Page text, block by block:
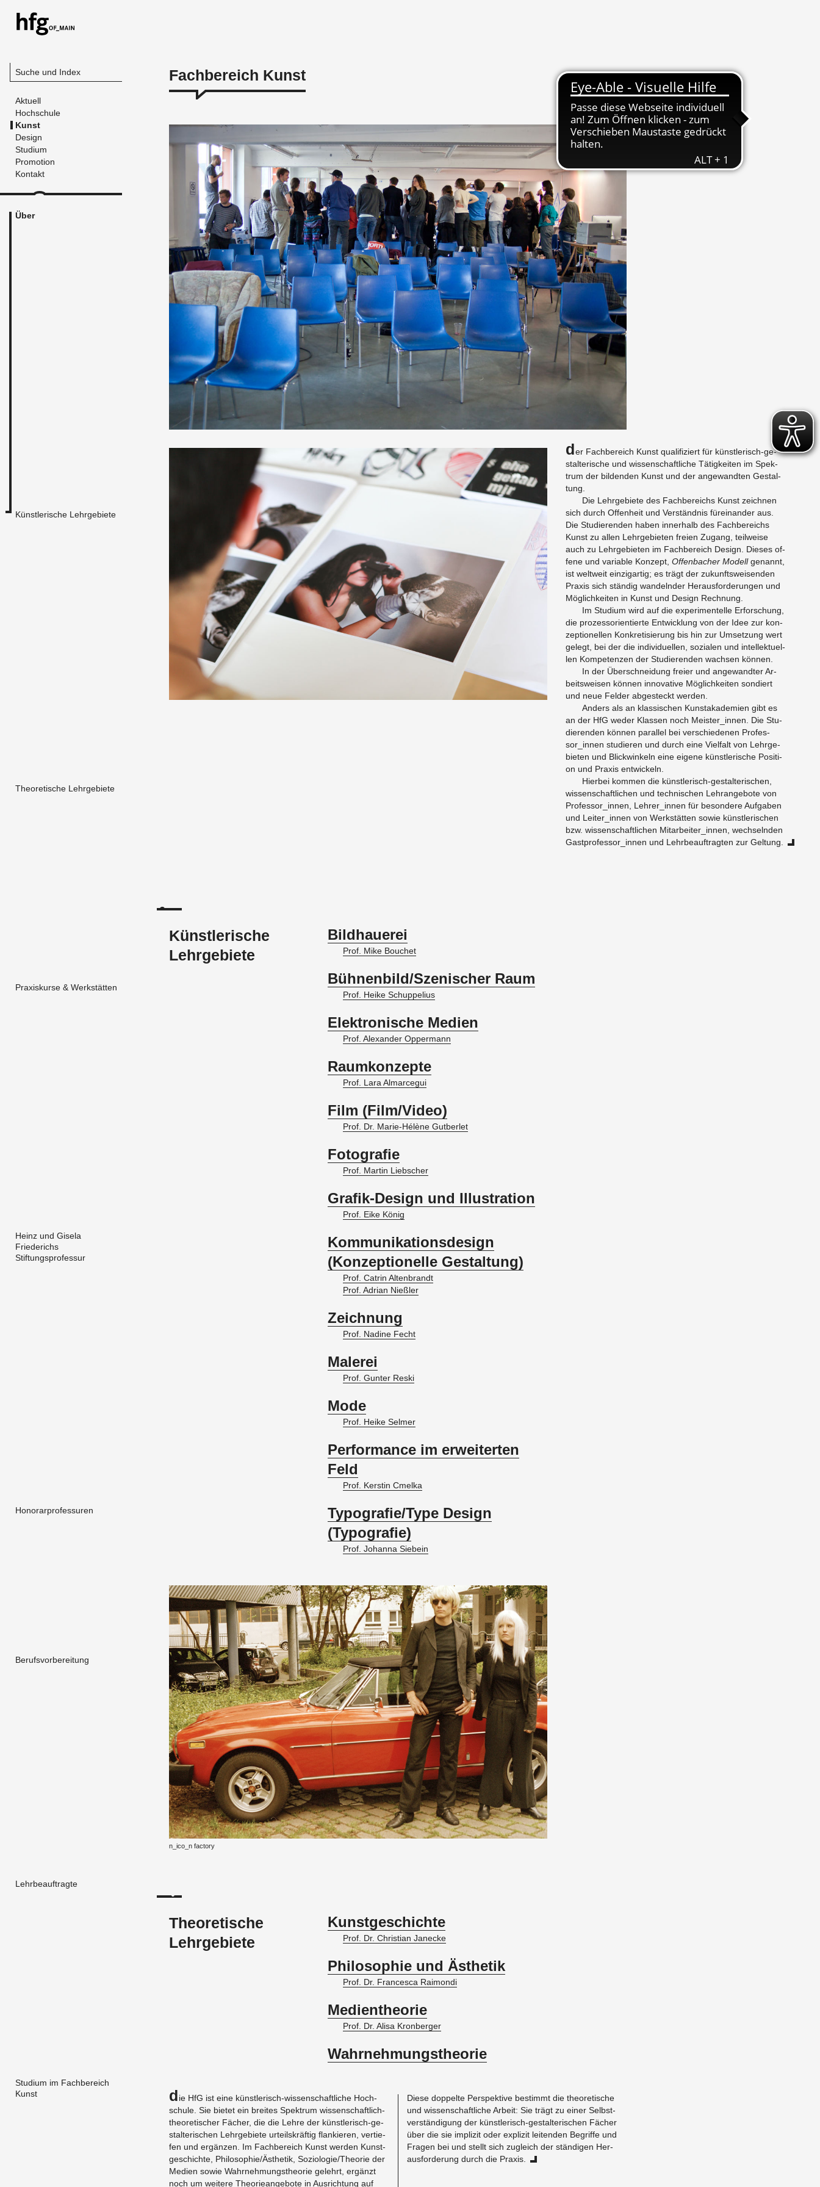
Suche und Index
Aktuell
Hochschule
Kunst
Design
Studium
Promotion
Kontakt
Über
Künstlerische Lehrgebiete
Theoretische Lehrgebiete
Praxiskurse & Werkstätten
Heinz und Gisela
Friederichs
Stiftungsprofessur
Honorarprofessuren
Berufsvorbereitung
Lehrbeauftragte
Studium im Fachbereich
Kunst
Fachbereich Kunst
Der Fach­be­reich Kunst qua­li­fi­ziert für künst­le­risch-ge­
stal­te­ri­sche und wis­sen­schaft­li­che Tä­tig­kei­ten im Spek­
trum der bil­den­den Kunst und der an­ge­wand­ten Ge­stal­
tung.
Die Lehr­ge­bie­te des Fach­be­reichs Kunst zeich­nen
sich durch Of­fen­heit und Ver­ständ­nis für­ein­an­der aus.
Die Stu­die­ren­den haben in­ner­halb des Fach­be­reichs
Kunst zu allen Lehr­ge­bie­ten frei­en Zu­gang, teil­wei­se
auch zu Lehr­ge­bie­ten im Fach­be­reich De­sign. Die­ses of­
fe­ne und va­ria­ble Kon­zept, Of­fen­ba­cher Mo­dellge­nannt,
ist welt­weit ein­zig­ar­tig; es trägt der zu­kunfts­wei­sen­den
Pra­xis sich stän­dig wan­deln­der Her­aus­for­de­run­gen und
Mög­lich­kei­ten in Kunst und De­sign Rech­nung.
Im Stu­di­um wird auf die ex­pe­ri­men­tel­le Er­for­schung,
die pro­zess­ori­en­tier­te Ent­wick­lung von der Idee zur kon­
zep­tio­nel­len Kon­kre­ti­sie­rung bis hin zur Um­set­zung wert
ge­legt, bei der die in­di­vi­du­el­len, so­zia­len und in­tel­lek­tu­el­
len Kom­pe­ten­zen der Stu­die­ren­den wach­sen kön­nen.​
In der Über­schnei­dung frei­er und an­ge­wand­ter Ar­
beits­wei­sen kön­nen in­no­va­ti­ve Mög­lich­kei­ten son­diert
und neue Fel­der ab­ge­steckt wer­den.
An­ders als an klas­si­schen Kunst­aka­de­mi­en gibt es
an der HfG weder Klas­sen noch Meis­ter_in­nen. Die Stu­
die­ren­den kön­nen par­al­lel bei ver­schie­de­nen Pro­fes­
sor_in­nen stu­die­ren und durch eine Viel­falt von Lehr­ge­
bie­ten und Blick­win­keln eine ei­ge­ne künst­le­ri­sche Po­si­ti­
on und Pra­xis ent­wi­ckeln.
Hier­bei kom­men die künst­le­risch-ge­stal­te­ri­schen,
wis­sen­schaft­li­chen und tech­ni­schen Lehr­an­ge­bo­te von
Pro­fes­sor_in­nen, Leh­rer_in­nen für be­son­de­re Auf­ga­ben
und Lei­ter_in­nen von Werk­stät­ten sowie künst­le­ri­schen
bzw. wis­sen­schaft­li­chen Mit­ar­bei­ter_in­nen, wech­seln­den
Gast­pro­fes­sor_in­nen und Lehr­be­auf­trag­ten zur Gel­tung.
Künstlerische
Lehrgebiete
Bildhauerei
Prof. Mike Bou­chet
Bühnenbild/Szenischer Raum
Prof. Heike Schup­pe­li­us
Elektronische Medien
Prof. Alex­an­der Op­per­mann
Raumkonzepte
Prof. Lara Alm­ar­ce­gui
Film (Film/Video)
Prof. Dr. Ma­rie-Hélène Gut­ber­let
Fotografie
Prof. Mar­tin Liebs­cher
Grafik-Design und Illustration
Prof. Eike König
Kommunikationsdesign
(Konzeptionelle Gestaltung)
Prof. Ca­trin Al­ten­brandt
Prof. Adri­an Nieß­ler
Zeichnung
Prof. Na­di­ne Fecht
Malerei
Prof. Gun­ter Reski
Mode
Prof. Heike Sel­mer
Performance im erweiterten
Feld
Prof. Kers­tin Cmel­ka
Typografie/Type Design
(Typografie)
Prof. Jo­han­na Sie­bein
n_i­co_n fac­to­ry
Theoretische
Lehrgebiete
Kunstgeschichte
Prof. Dr. Chris­ti­an Ja­n­ecke
Philosophie und Ästhetik
Prof. Dr. Fran­ce­sca Rai­mon­di
Medientheorie
Prof. Dr. Alisa Kron­ber­ger
Wahrnehmungstheorie
Die HfG ist eine künst­le­risch-wis­sen­schaft­li­che Hoch­
schu­le. Sie bie­tet ein brei­tes Spek­trum wis­sen­schaft­lich-
theo­re­ti­scher Fä­cher, die die Lehre der künst­le­risch-ge­
stal­te­ri­schen Lehr­ge­bie­te ur­teils­kräf­tig flan­kie­ren, ver­tie­
fen und er­gän­zen. Im Fach­be­reich Kunst wer­den Kunst­
ge­schich­te, Phi­lo­so­phie/Äs­the­tik, So­zio­lo­gie/Theo­rie der
Me­di­en sowie Wahr­neh­mungs­theo­rie ge­lehrt, er­gänzt
noch um wei­te­re Theo­rie­an­ge­bo­te in Aus­rich­tung auf
Diese dop­pel­te Per­spek­ti­ve be­stimmt die theo­re­ti­sche
und wis­sen­schaft­li­che Ar­beit: Sie trägt zu einer Selbst­
ver­stän­di­gung der künst­le­risch-ge­stal­te­ri­schen Fä­cher
über die sie im­pli­zit oder ex­pli­zit lei­ten­den Be­grif­fe und
Fra­gen bei und stellt sich zu­gleich der stän­di­gen Her­
aus­for­de­rung durch die Pra­xis.